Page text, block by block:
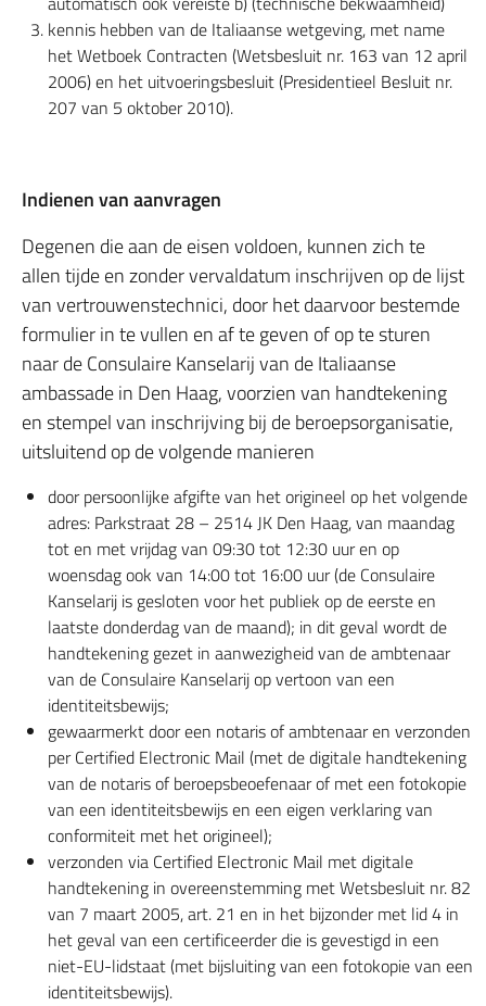
kennis hebben van de Italiaanse wetgeving, met name
het Wetboek Contracten (Wetsbesluit nr. 163 van 12 april
2006) en het uitvoeringsbesluit (Presidentieel Besluit nr.
207 van 5 oktober 2010).
Indienen van aanvragen
Degenen die aan de eisen voldoen, kunnen zich te
allen tijde en zonder vervaldatum inschrijven op de lijst
van vertrouwenstechnici, door het daarvoor bestemde
formulier in te vullen en af te geven of op te sturen
naar de Consulaire Kanselarij van de Italiaanse
ambassade in Den Haag, voorzien van handtekening
en stempel van inschrijving bij de beroepsorganisatie,
uitsluitend op de volgende manieren
door persoonlijke afgifte van het origineel op het volgende
adres: Parkstraat 28 – 2514 JK Den Haag, van maandag
tot en met vrijdag van 09:30 tot 12:30 uur en op
woensdag ook van 14:00 tot 16:00 uur (de Consulaire
Kanselarij is gesloten voor het publiek op de eerste en
laatste donderdag van de maand); in dit geval wordt de
handtekening gezet in aanwezigheid van de ambtenaar
van de Consulaire Kanselarij op vertoon van een
identiteitsbewijs;
gewaarmerkt door een notaris of ambtenaar en verzonden
per Certified Electronic Mail (met de digitale handtekening
van de notaris of beroepsbeoefenaar of met een fotokopie
van een identiteitsbewijs en een eigen verklaring van
conformiteit met het origineel);
verzonden via Certified Electronic Mail met digitale
handtekening in overeenstemming met Wetsbesluit nr. 82
van 7 maart 2005, art. 21 en in het bijzonder met lid 4 in
het geval van een certificeerder die is gevestigd in een
niet-EU-lidstaat (met bijsluiting van een fotokopie van een
identiteitsbewijs).